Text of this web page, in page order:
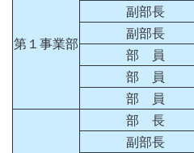
第１事業部
副部長
副部長
部 員
部 員
部 員
部 長
副部長